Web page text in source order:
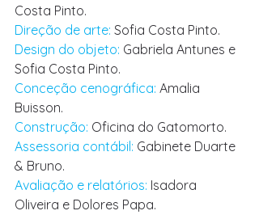
Costa Pinto.
Direção de arte: Sofia Costa Pinto.
Design do objeto: Gabriela Antunes e
Sofia Costa Pinto.
Conceção cenográfica: Amalia
Buisson.
Construção: Oficina do Gatomorto.
Assessoria contábil: Gabinete Duarte
& Bruno.
Avaliação e relatórios: Isadora
Oliveira e Dolores Papa.